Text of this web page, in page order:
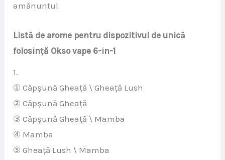
amănuntul
Listă de arome pentru dispozitivul de unică
folosință Okso vape 6-in-1
1.
① Căpșună Gheață \ Gheață Lush
② Căpșună Gheață
③ Căpșună Gheață \ Mamba
④ Mamba
⑤ Gheață Lush \ Mamba